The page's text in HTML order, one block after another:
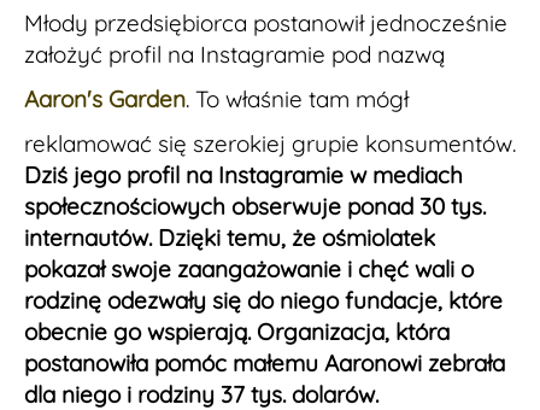
Młody przedsiębiorca postanowił jednocześnie
założyć profil na Instagramie pod nazwą
Aaron's Garden. To właśnie tam mógł
reklamować się szerokiej grupie konsumentów.
Dziś jego profil na Instagramie w mediach
społecznościowych obserwuje ponad 30 tys.
internautów. Dzięki temu, że ośmiolatek
pokazał swoje zaangażowanie i chęć wali o
rodzinę odezwały się do niego fundacje, które
obecnie go wspierają. Organizacja, która
postanowiła pomóc małemu Aaronowi zebrała
dla niego i rodziny 37 tys. dolarów.